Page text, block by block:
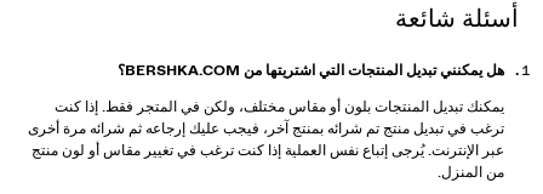
أسئلة شائعة
هل يمكنني تبديل المنتجات التي اشتريتها من BERSHKA.COM؟
يمكنك تبديل المنتجات بلون أو مقاس مختلف، ولكن في المتجر فقط. إذا كنت
ترغب في تبديل منتج تم شرائه بمنتج آخر، فيجب عليك إرجاعه ثم شرائه مرة أخرى
عبر الإنترنت. يُرجى إتباع نفس العملية إذا كنت ترغب في تغيير مقاس أو لون منتج
من المنزل.